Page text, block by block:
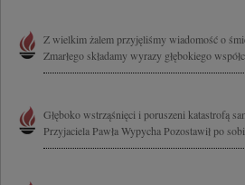
Z wielkim żalem przyjęliśmy wiadomość o
Zmarłego składamy wyrazy głębokiego
Głęboko wstrząśnięci i poruszeni katastrofą
Przyjaciela Pawła Wypycha Pozostawił po